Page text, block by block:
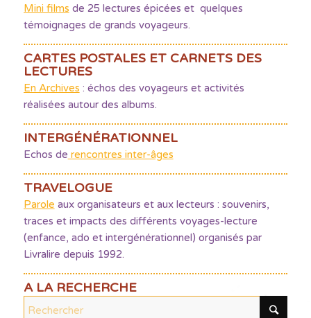
Mini films de 25 lectures épicées et quelques
témoignages de grands voyageurs.
CARTES POSTALES ET CARNETS DES
LECTURES
En Archives : échos des voyageurs et activités
réalisées autour des albums.
INTERGÉNÉRATIONNEL
Echos de rencontres inter-âges
TRAVELOGUE
Parole aux organisateurs et aux lecteurs : souvenirs,
traces et impacts des différents voyages-lecture
(enfance, ado et intergénérationnel) organisés par
Livralire depuis 1992.
A LA RECHERCHE